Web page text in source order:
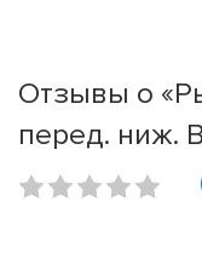
Отзывы о
перед. ниж.